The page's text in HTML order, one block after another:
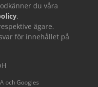
du våra
.
ägare.
för innehållet på
och Googles